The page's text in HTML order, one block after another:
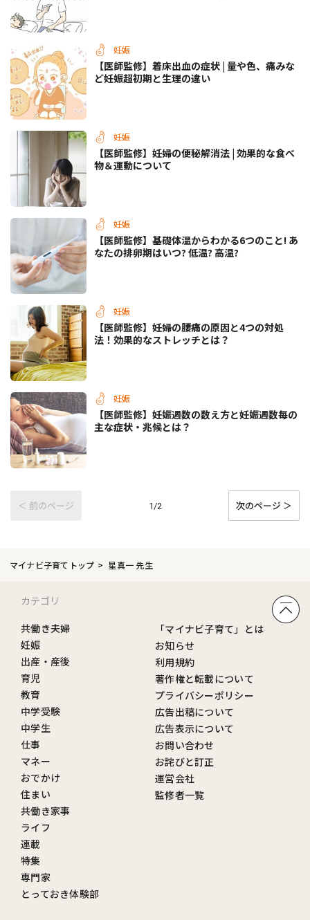
妊娠
【医師監修】着床出血の症状 | 量や色、痛みな
ど妊娠超初期と生理の違い
妊娠
【医師監修】妊婦の便秘解消法 | 効果的な食べ
物＆運動について
妊娠
【医師監修】基礎体温からわかる6つのこと! あ
なたの排卵期はいつ? 低温? 高温?
妊娠
【医師監修】妊婦の腰痛の原因と4つの対処
法！効果的なストレッチとは？
妊娠
【医師監修】妊娠週数の数え方と妊娠週数毎の
主な症状・兆候とは？
＜ 前のページ 1/2 次のページ ＞
マイナビ子育てトップ 星真一 先生
カテゴリ
共働き夫婦
妊娠
出産・産後
育児
教育
中学受験
中学生
仕事
マネー
おでかけ
住まい
共働き家事
ライフ
連載
特集
専門家
とっておき体験部
「マイナビ子育て」とは
お知らせ
利用規約
著作権と転載について
プライバシーポリシー
広告出稿について
広告表示について
お問い合わせ
お詫びと訂正
運営会社
監修者一覧